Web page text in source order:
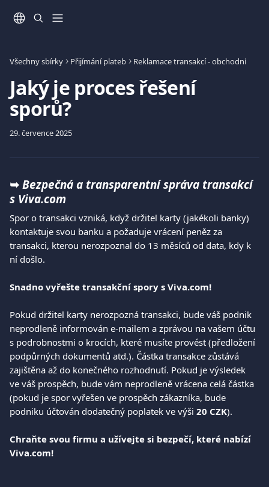
Všechny sbírky Přijímání plateb Reklamace transakcí - obchodní
Jaký je proces řešení
sporů?
29. července 2025
➥ Bezpečná a transparentní správa transakcí
s Viva.com
Spor o transakci vzniká, když držitel karty (jakékoli banky)
kontaktuje svou banku a požaduje vrácení peněz za
transakci, kterou nerozpoznal do 13 měsíců od data, kdy k
ní došlo.
Snadno vyřešte transakční spory s Viva.com!
Pokud držitel karty nerozpozná transakci, bude váš podnik
neprodleně informován e-mailem a zprávou na vašem účtu
s podrobnostmi o krocích, které musíte provést (předložení
podpůrných dokumentů atd.). Částka transakce zůstává
zajištěna až do konečného rozhodnutí. Pokud je výsledek
ve váš prospěch, bude vám neprodleně vrácena celá částka
(pokud je spor vyřešen ve prospěch zákazníka, bude
podniku účtován dodatečný poplatek ve výši 20 CZK).
Chraňte svou firmu a užívejte si bezpečí, které nabízí
Viva.com!